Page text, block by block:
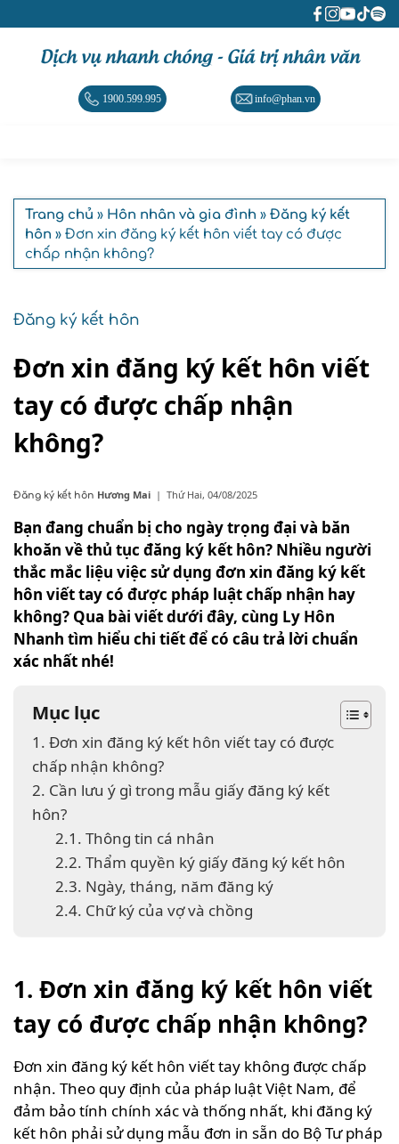
Dịch vụ nhanh chóng - Giá trị nhân văn
1900.599.995 info@phan.vn
Trang chủ » Hôn nhân và gia đình » Đăng ký kết
hôn » Đơn xin đăng ký kết hôn viết tay có được
chấp nhận không?
Đăng ký kết hôn
Đơn xin đăng ký kết hôn viết
tay có được chấp nhận
không?
Đăng ký kết hôn Hương Mai | Thứ Hai, 04/08/2025
Bạn đang chuẩn bị cho ngày trọng đại và băn
khoăn về thủ tục đăng ký kết hôn? Nhiều người
thắc mắc liệu việc sử dụng đơn xin đăng ký kết
hôn viết tay có được pháp luật chấp nhận hay
không? Qua bài viết dưới đây, cùng Ly Hôn
Nhanh tìm hiểu chi tiết để có câu trả lời chuẩn
xác nhất nhé!
Mục lục
1. Đơn xin đăng ký kết hôn viết tay có được
chấp nhận không?
2. Cần lưu ý gì trong mẫu giấy đăng ký kết
hôn?
2.1. Thông tin cá nhân
2.2. Thẩm quyền ký giấy đăng ký kết hôn
2.3. Ngày, tháng, năm đăng ký
2.4. Chữ ký của vợ và chồng
1. Đơn xin đăng ký kết hôn viết
tay có được chấp nhận không?
Đơn xin đăng ký kết hôn viết tay không được chấp
nhận. Theo quy định của pháp luật Việt Nam, để
đảm bảo tính chính xác và thống nhất, khi đăng ký
kết hôn phải sử dụng mẫu đơn in sẵn do Bộ Tư pháp